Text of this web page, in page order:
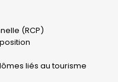
(RCP)
liés au tourisme